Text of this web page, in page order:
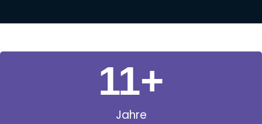
Jahre
11+